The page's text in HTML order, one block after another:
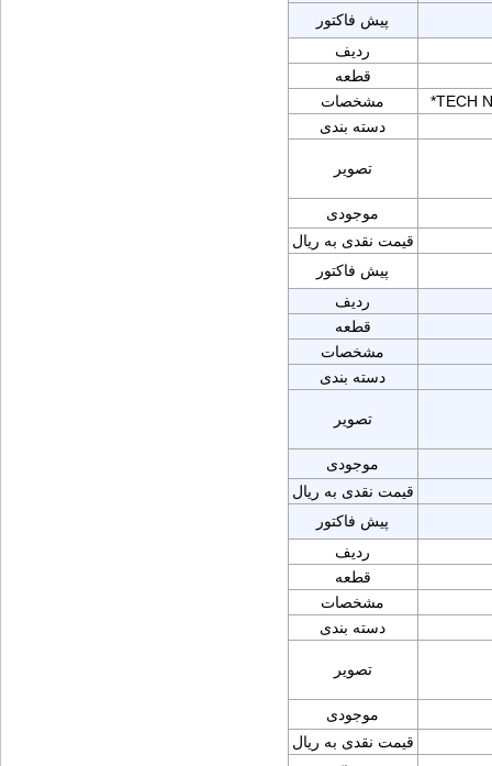
پیش فاکتور
ردیف
قطعه
مشخصات
*TECH
دسته بندی
تصویر
موجودی
قیمت نقدی به ریال
پیش فاکتور
ردیف
قطعه
مشخصات
دسته بندی
تصویر
موجودی
قیمت نقدی به ریال
پیش فاکتور
ردیف
قطعه
مشخصات
دسته بندی
تصویر
موجودی
قیمت نقدی به ریال